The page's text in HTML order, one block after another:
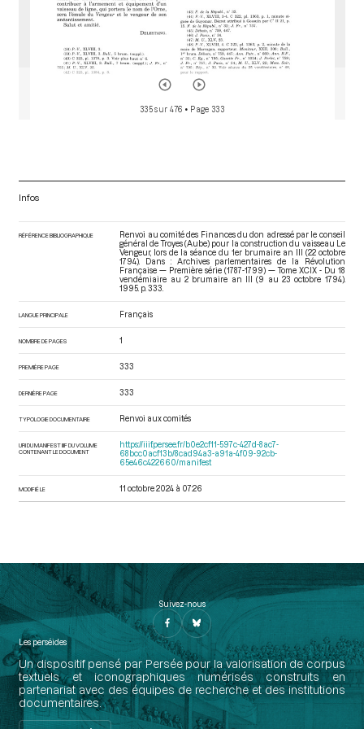
335 sur 476 • Page 333
Infos
RÉFÉRENCE BIBLIOGRAPHIQUE
Renvoi au comité des Finances du don adressé par le conseil
général de Troyes (Aube) pour la construction du vaisseau Le
Vengeur, lors de la séance du 1er brumaire an III (22 octobre
1794). Dans : Archives parlementaires de la Révolution
Française — Première série (1787-1799) — Tome XCIX - Du 18
vendémiaire au 2 brumaire an III (9 au 23 octobre 1794).
1995. p. 333.
LANGUE PRINCIPALE Français
NOMBRE DE PAGES 1
PREMIÈRE PAGE 333
DERNIÈRE PAGE 333
TYPOLOGIE DOCUMENTAIRE Renvoi aux comités
URI DU MANIFEST IIIF DU VOLUME
CONTENANT LE DOCUMENT
https://iiif.persee.fr/b0e2cf11-597c-427d-8ac7-
68bcc0acf13b/8cad94a3-a91a-4f09-92cb-
65e46c422660/manifest
MODIFIÉ LE 11 octobre 2024 à 07:26
Suivez-nous
Les perséides
Un dispositif pensé par Persée pour la valorisation de corpus
textuels et iconographiques numérisés construits en
partenariat avec des équipes de recherche et des institutions
documentaires.